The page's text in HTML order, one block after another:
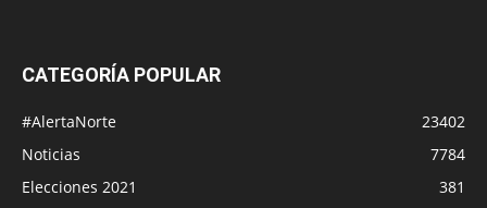
CATEGORÍA POPULAR
#AlertaNorte
23402
Noticias
7784
Elecciones 2021
381